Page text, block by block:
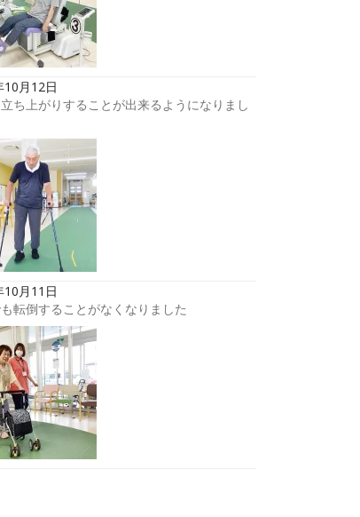
10月12日
ち上がりすることが出来るようになりまし
10月11日
転倒することがなくなりました